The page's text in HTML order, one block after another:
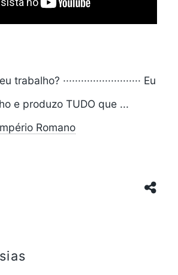
·························· Eu
e produzo TUDO que ...
Romano